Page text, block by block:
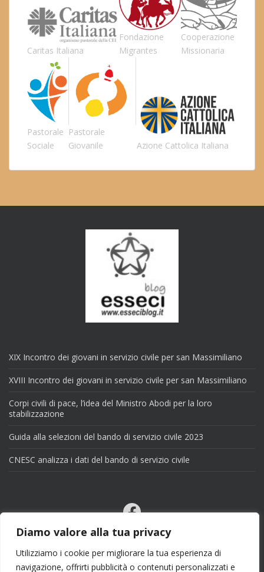
Diamo valore alla tua privacy
Utilizziamo i cookie per migliorare la tua esperienza di
navigazione, offrirti pubblicità o contenuti personalizzati e
Caritas Italiana
Fondazione
Migrantes
Cooperazione
Missionaria
Pastorale
Sociale
Pastorale
Giovanile
Azione Cattolica Italiana
XIX Incontro dei giovani in servizio civile per san Massimiliano
XVIII Incontro dei giovani in servizio civile per san Massimiliano
Corpi civili di pace, l’idea del Ministro Abodi per la loro
stabilizzazione
Guida alla selezioni del bando di servizio civile 2023
CNESC analizza i dati del bando di servizio civile
Facebook
Email
X